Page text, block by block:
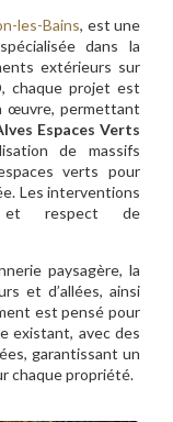
les-Bains, est une
dans la
extérieurs sur
chaque projet est
œuvre, permettant
Espaces Verts
de massifs
verts pour
Les interventions
et respect de
paysagère, la
et d’allées, ainsi
est pensé pour
existant, avec des
garantissant un
chaque propriété.